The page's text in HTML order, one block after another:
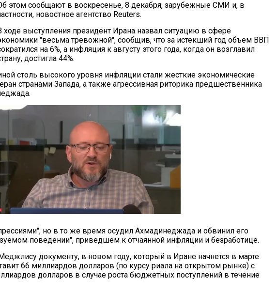
этом сообщают в воскресенье, 8 декабря, зарубежные СМИ и, в
новостное агентство Reuters.
ходе выступления президент Ирана назвал ситуацию в сфере
"весьма тревожной", сообщив, что за истекший год объем ВВП
на 6%, а инфляция к августу этого года, когда он возглавил
достигла 44%.
столь высокого уровня инфляции стали жесткие экономические
странами Запада, а также агрессивная риторика предшественника
но в то же время осудил Ахмадинеджада и обвинил его
поведении", приведшем к отчаянной инфляции и безработице.
документу, в новом году, который в Иране начнется в марте
66 миллиардов долларов (по курсу риала на открытом рынке) с
долларов в случае роста бюджетных поступлений в течение